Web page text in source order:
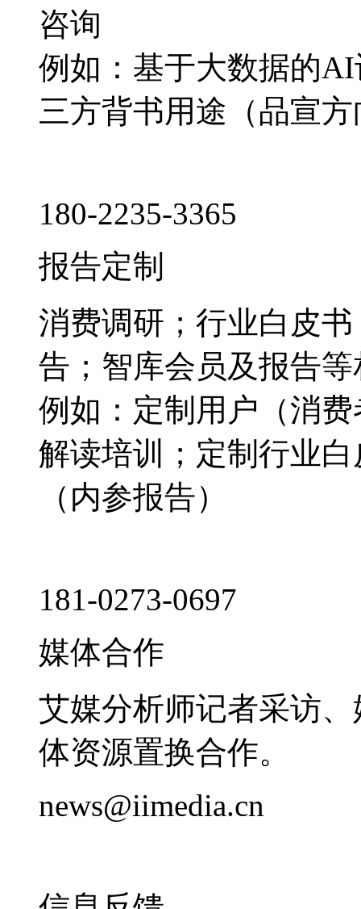
咨询
例如：基于大数据的
三方背书用途（品宣
180-2235-3365
报告定制
消费调研；行业白皮
告；智库会员及报告
例如：定制用户（消
解读培训；定制行业
（内参报告）
181-0273-0697
媒体合作
艾媒分析师记者采访
体资源置换合作。
news@iimedia.cn